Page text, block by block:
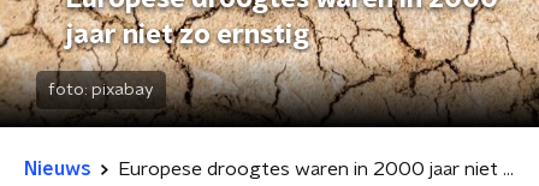
jaar niet zo ernstig
foto:pixabay
Nieuws Europese droogtes waren in 2000 jaar niet zo ernstig